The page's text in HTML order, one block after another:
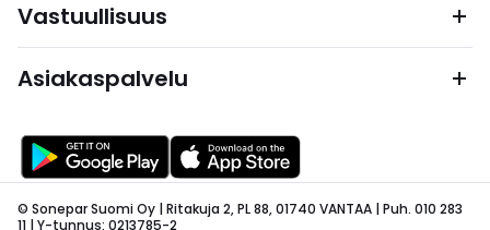
Vastuullisuus
Asiakaspalvelu
© Sonepar Suomi Oy | Ritakuja 2, PL 88, 01740 VANTAA | Puh. 010 283
11 | Y-tunnus: 0213785-2